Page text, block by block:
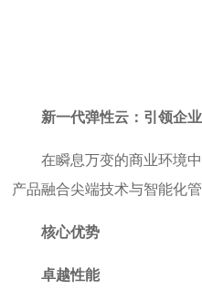
新一代弹性云 ：引领企
在瞬息万变的商业环境
产品融合尖端技术与智能化
核心优势
卓越性能